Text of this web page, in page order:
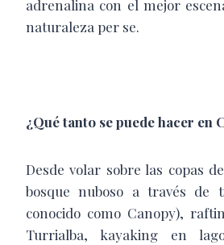
adrenalina con el mejor
naturaleza per se.
¿Qué tanto se puede hacer en
Desde volar sobre las copas
bosque nuboso a través de
conocido como Canopy),
Turrialba, kayaking en